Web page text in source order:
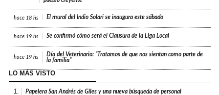
hace 18 hs El mural del Indio Solari se inaugura este sábado
hace 19 hs Se confirmó cómo será el Clausura de la Liga Local
hace 19 hs
Día del Veterinario: “Tratamos de que nos sientan como parte de
la familia”
LO MÁS VISTO
1. Papelera San Andrés de Giles y una nueva búsqueda de personal